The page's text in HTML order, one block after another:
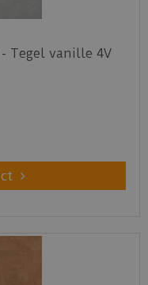
Tegel vanille 4V